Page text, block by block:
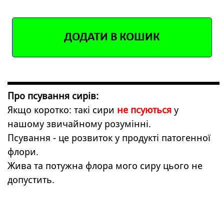
ДОДАТИ В КОШИК
Про псування сирів:
Якщо коротко: такі сири не псуються у
нашому звичайному розумінні.
Псування - це розвиток у продукті патогенної
флори.
Жива та потужна флора мого сиру цього не
допустить.